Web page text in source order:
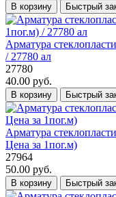
В корзину Быстрый
Арматура
/ 27780 ал
27780
40.00 руб.
В корзину Быстрый
Арматура
Цена за 1пог.м)
27964
50.00 руб.
В корзину Быстрый